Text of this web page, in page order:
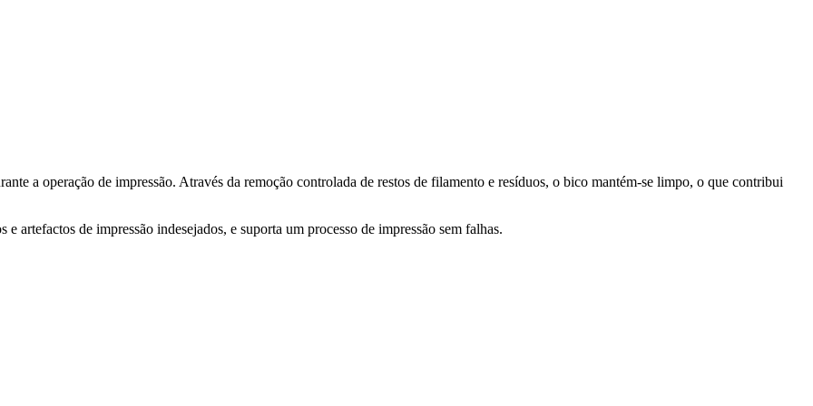
a operação de impressão. Através da remoção controlada de restos de filamento e resíduos, o bico mantém-se limpo, o que contribui
artefactos de impressão indesejados, e suporta um processo de impressão sem falhas.